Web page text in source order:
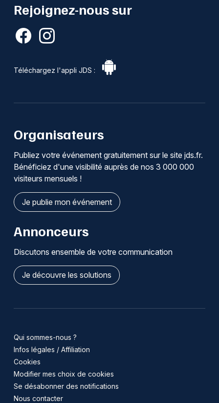
Rejoignez-nous sur
Téléchargez l'appli JDS :
Organisateurs
Publiez votre événement gratuitement sur le site jds.fr.
Bénéficiez d'une visibilité auprès de nos 3 000 000
visiteurs mensuels !
Je publie mon événement
Annonceurs
Discutons ensemble de votre communication
Je découvre les solutions
Qui sommes-nous ?
Infos légales / Affiliation
Cookies
Modifier mes choix de cookies
Se désabonner des notifications
Nous contacter